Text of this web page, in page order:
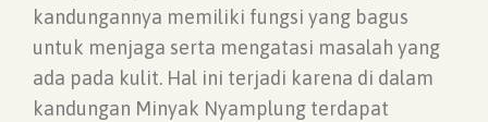
kandungannya memiliki fungsi yang bagus
untuk menjaga serta mengatasi masalah yang
ada pada kulit. Hal ini terjadi karena di dalam
kandungan Minyak Nyamplung terdapat